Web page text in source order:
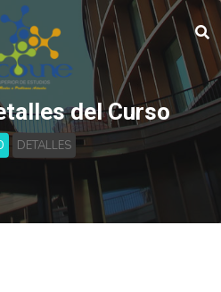
del Curso
DETALLES